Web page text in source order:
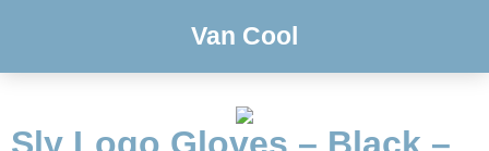
Van Cool